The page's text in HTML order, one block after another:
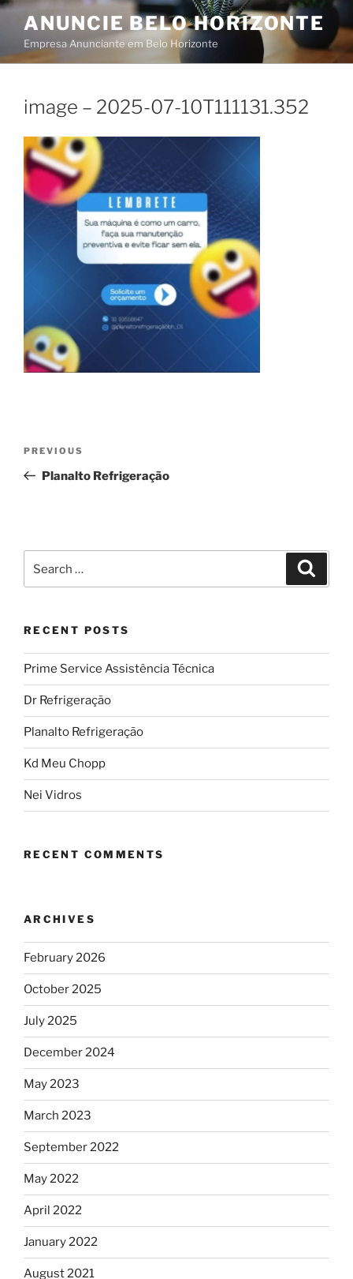
Skip
content
ANUNCIE BELO HORIZONTE
Empresa Anunciante em Belo Horizonte
image – 2025-07-10T111131.352
Previous
Post
PREVIOUS
Planalto Refrigeração
for:
RECENT POSTS
Prime Service Assistência Técnica
Dr Refrigeração
Planalto Refrigeração
Kd Meu Chopp
Nei Vidros
RECENT COMMENTS
ARCHIVES
February 2026
October 2025
July 2025
December 2024
May 2023
March 2023
September 2022
May 2022
April 2022
January 2022
August 2021